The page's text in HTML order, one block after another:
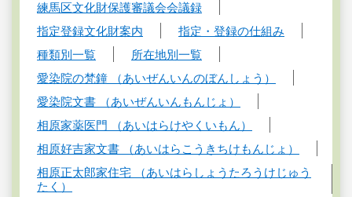
練馬区文化財保護審議会会議録
指定登録文化財案内
指定・登録の仕組み
種類別一覧
所在地別一覧
愛染院の梵鐘 （あいぜんいんのぼんしょう）
愛染院文書 （あいぜんいんもんじょ）
相原家薬医門 （あいはらけやくいもん）
相原好吉家文書 （あいはらこうきちけもんじょ）
相原正太郎家住宅 （あいはらしょうたろうけじゅう
たく）